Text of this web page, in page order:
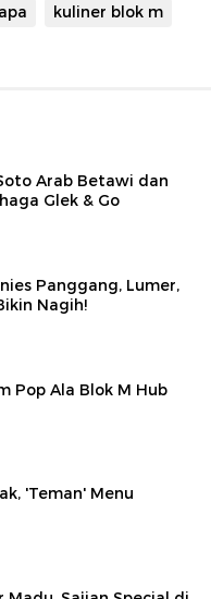
kuliner blok m
Arab Betawi dan
Glek & Go
Panggang, Lumer,
Nagih!
Pop Ala Blok M Hub
'Teman' Menu